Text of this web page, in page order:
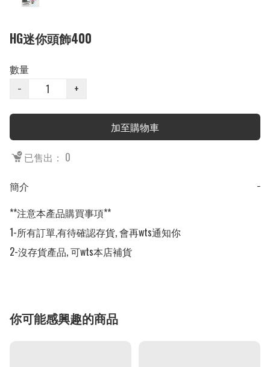
HG迷你頭飾400
數量
−
+
加至購物車
已售出： 0
簡介
−
**注意本產品購買事項**
1-所有訂單,有待確認存貨, 會再wts通知你
2-沒存貨產品, 可wts本店補貨
你可能感興趣的商品